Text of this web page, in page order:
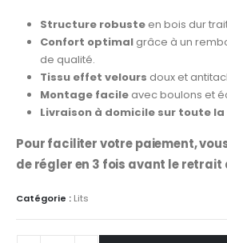
Structure robusteen bois dur
Confort optimalgrâce à un
de qualité.
Tissu effet velours doux et
Montage facileavec boulons et
Livraison à domicile sur toute la
Pour faciliter votre paiement,
de régler en 3 fois avant le retrait
Catégorie : Lits